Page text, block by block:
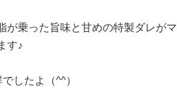
が乗った旨味と甘めの特製ダレがマ
す♪
したよ（^^）